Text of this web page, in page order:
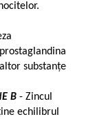
substanțe
B - Zincul
echilibrul